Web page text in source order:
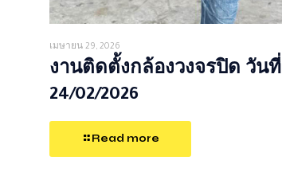
เมษายน 29, 2026
งานติดตั้งกล้องวงจรปิด วันที่
24/02/2026
Read more